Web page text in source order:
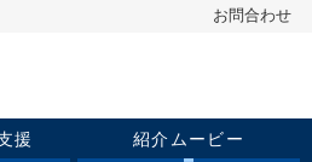
お問合わせ
援 紹介ムービー